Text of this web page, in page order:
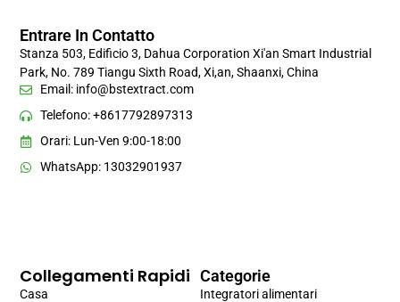
Categorie
Integratori alimentari
Collegamenti Rapidi
Casa
Entrare In Contatto
Stanza 503, Edificio 3, Dahua Corporation Xi'an Smart Industrial
Park, No. 789 Tiangu Sixth Road, Xi,an, Shaanxi, China
Email: info@bstextract.com
Telefono: +8617792897313
Orari: Lun-Ven 9:00-18:00
WhatsApp: 13032901937